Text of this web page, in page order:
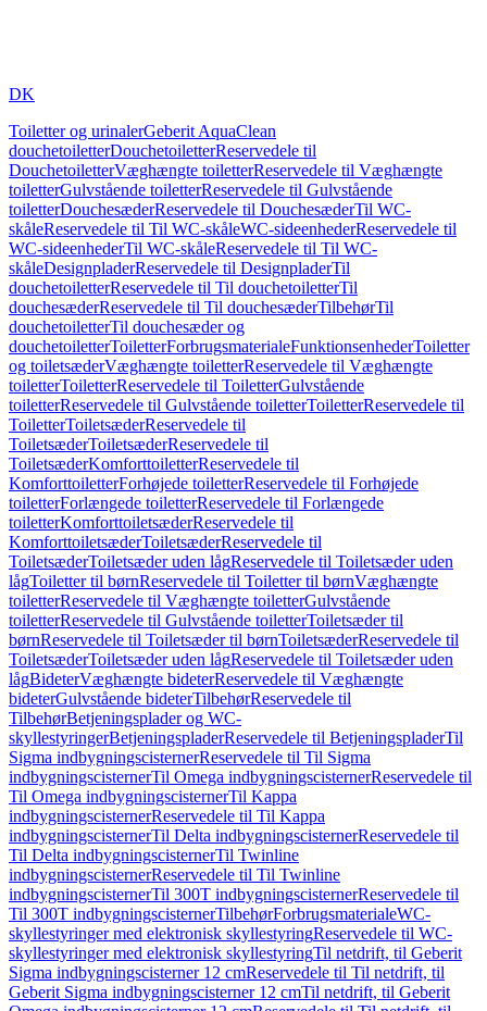
DK
Toiletter og urinalerGeberit AquaClean
douchetoiletterDouchetoiletterReservedele til
DouchetoiletterVæghængte toiletterReservedele til Væghængte
toiletterGulvstående toiletterReservedele til Gulvstående
toiletterDouchesæderReservedele til DouchesæderTil WC-
skåleReservedele til Til WC-skåleWC-sideenhederReservedele til
WC-sideenhederTil WC-skåleReservedele til Til WC-
skåleDesignpladerReservedele til DesignpladerTil
douchetoiletterReservedele til Til douchetoiletterTil
douchesæderReservedele til Til douchesæderTilbehørTil
douchetoiletterTil douchesæder og
douchetoiletterToiletterForbrugsmaterialeFunktionsenhederToiletter
og toiletsæderVæghængte toiletterReservedele til Væghængte
toiletterToiletterReservedele til ToiletterGulvstående
toiletterReservedele til Gulvstående toiletterToiletterReservedele til
ToiletterToiletsæderReservedele til
ToiletsæderToiletsæderReservedele til
ToiletsæderKomforttoiletterReservedele til
KomforttoiletterForhøjede toiletterReservedele til Forhøjede
toiletterForlængede toiletterReservedele til Forlængede
toiletterKomforttoiletsæderReservedele til
KomforttoiletsæderToiletsæderReservedele til
ToiletsæderToiletsæder uden lågReservedele til Toiletsæder uden
lågToiletter til børnReservedele til Toiletter til børnVæghængte
toiletterReservedele til Væghængte toiletterGulvstående
toiletterReservedele til Gulvstående toiletterToiletsæder til
børnReservedele til Toiletsæder til børnToiletsæderReservedele til
ToiletsæderToiletsæder uden lågReservedele til Toiletsæder uden
lågBideterVæghængte bideterReservedele til Væghængte
bideterGulvstående bideterTilbehørReservedele til
TilbehørBetjeningsplader og WC-
skyllestyringerBetjeningspladerReservedele til BetjeningspladerTil
Sigma indbygningscisternerReservedele til Til Sigma
indbygningscisternerTil Omega indbygningscisternerReservedele til
Til Omega indbygningscisternerTil Kappa
indbygningscisternerReservedele til Til Kappa
indbygningscisternerTil Delta indbygningscisternerReservedele til
Til Delta indbygningscisternerTil Twinline
indbygningscisternerReservedele til Til Twinline
indbygningscisternerTil 300T indbygningscisternerReservedele til
Til 300T indbygningscisternerTilbehørForbrugsmaterialeWC-
skyllestyringer med elektronisk skyllestyringReservedele til WC-
skyllestyringer med elektronisk skyllestyringTil netdrift, til Geberit
Sigma indbygningscisterner 12 cmReservedele til Til netdrift, til
Geberit Sigma indbygningscisterner 12 cmTil netdrift, til Geberit